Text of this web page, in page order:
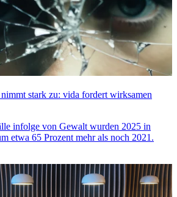
stark zu: vida fordert wirksamen
infolge von Gewalt wurden 2025 in
etwa 65 Prozent mehr als noch 2021.